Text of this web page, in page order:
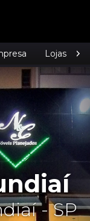
Lojas
- SP